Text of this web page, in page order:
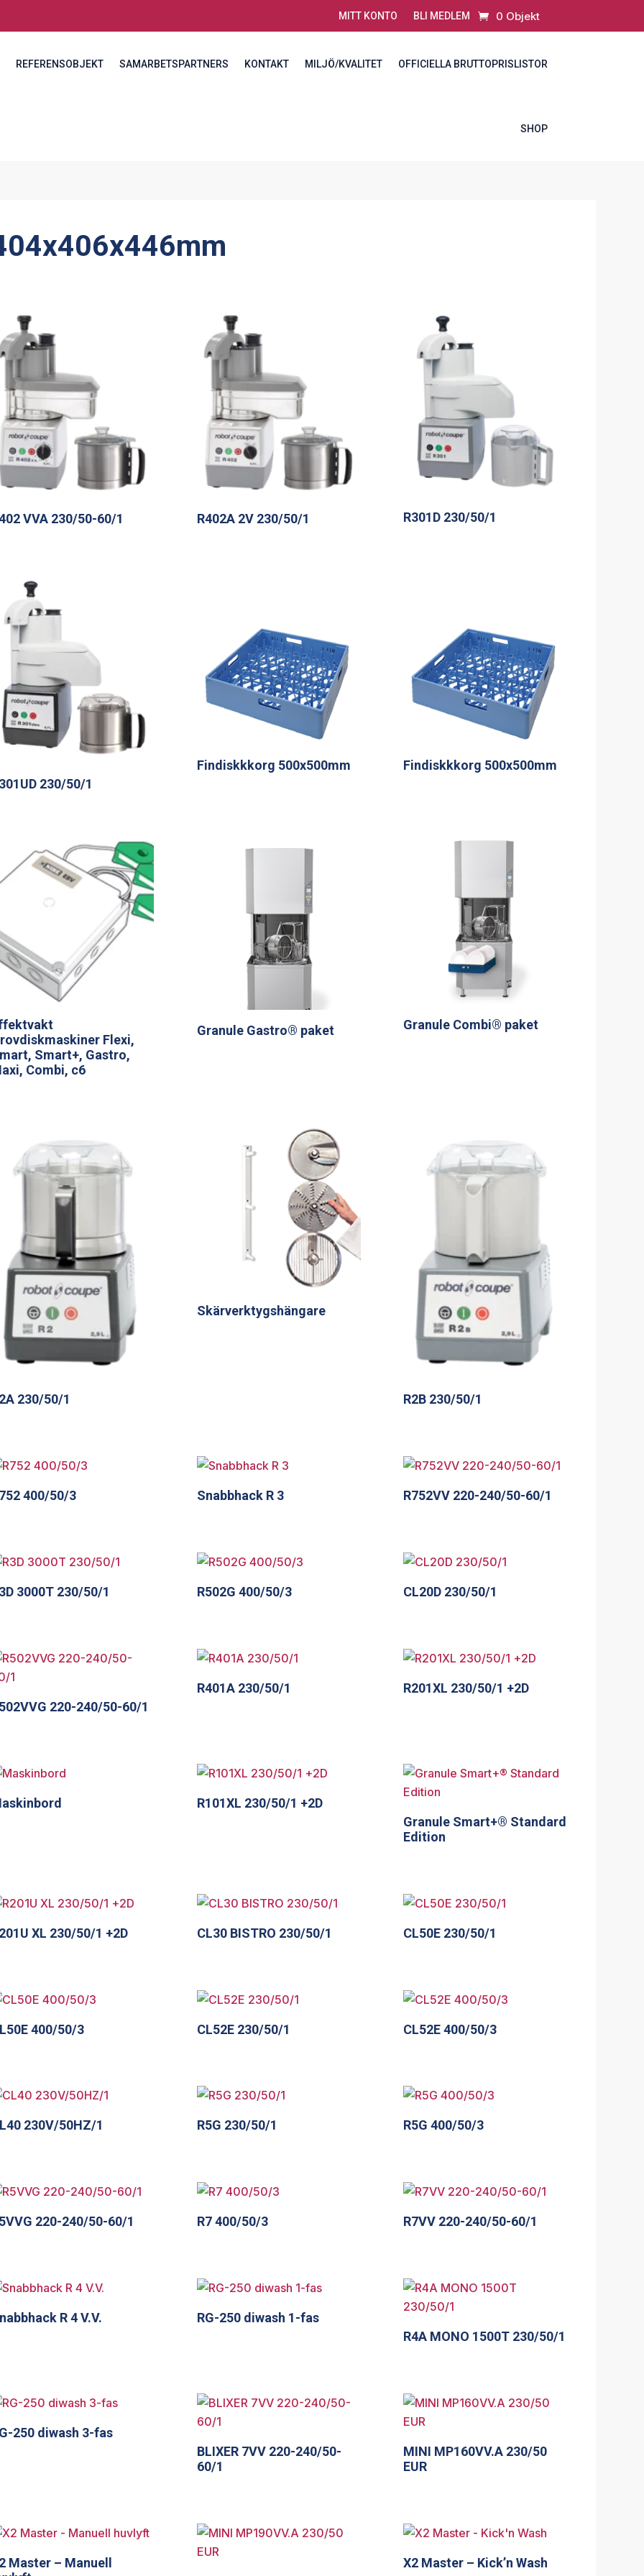
MITT KONTO BLI MEDLEM 0 Objekt
REFERENSOBJEKT SAMARBETSPARTNERS KONTAKT MILJÖ/KVALITET OFFICIELLA BRUTTOPRISLISTOR
SHOP
VVA 230/50-60/1 R402A 2V 230/50/1 R301D 230/50/1
230/50/1
Findiskkkorg 500x500mm Findiskkkorg 500x500mm
Flexi,
Smart+, Gastro,
Combi, c6
Granule Gastro® paket Granule Combi® paket
230/50/1
Skärverktygshängare
R2B 230/50/1
400/50/3 Snabbhack R 3 R752VV 220-240/50-60/1
3000T 230/50/1 R502G 400/50/3 CL20D 230/50/1
220-240/50-60/1
R401A 230/50/1 R201XL 230/50/1 +2D
R101XL 230/50/1 +2D
Granule Smart+® Standard
Edition
XL 230/50/1 +2D CL30 BISTRO 230/50/1 CL50E 230/50/1
400/50/3 CL52E 230/50/1 CL52E 400/50/3
230V/50HZ/1 R5G 230/50/1 R5G 400/50/3
220-240/50-60/1 R7 400/50/3 R7VV 220-240/50-60/1
R 4 V.V.
RG-250 diwash 1-fas
R4A MONO 1500T 230/50/1
250 diwash 3-fas
BLIXER 7VV 220-240/50-
60/1
MINI MP160VV.A 230/50
EUR
Master – Manuell
X2 Master – Kick’n Wash